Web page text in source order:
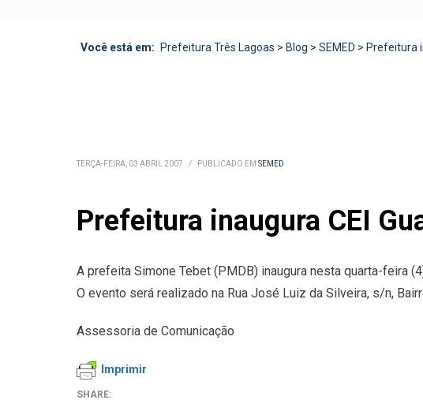
Você está em: Prefeitura Três Lagoas > Blog > SEMED > Prefeitura
TERÇA-FEIRA, 03 ABRIL 2007 / PUBLICADO EM SEMED
Prefeitura inaugura CEI
A prefeita Simone Tebet (PMDB) inaugura nesta quarta-feira
O evento será realizado na Rua José Luiz da Silveira, s/n,
Assessoria de Comunicação
Imprimir